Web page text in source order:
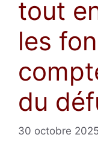
tout
les
du
30 octobre 2025